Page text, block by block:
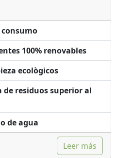
100% renovables
ecològicos
de residuos superior al
de agua
Leer más